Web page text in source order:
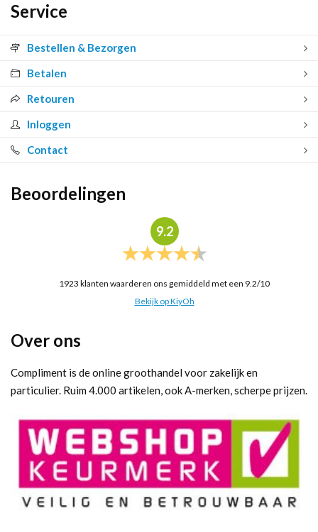
Service
Bestellen & Bezorgen
Betalen
Retouren
Inloggen
Contact
Beoordelingen
9.2
1923 klanten waarderen ons gemiddeld met een 9.2/10
Bekijk op KiyOh
Over ons
Compliment is de online groothandel voor zakelijk en
particulier. Ruim 4.000 artikelen, ook A-merken, scherpe prijzen.